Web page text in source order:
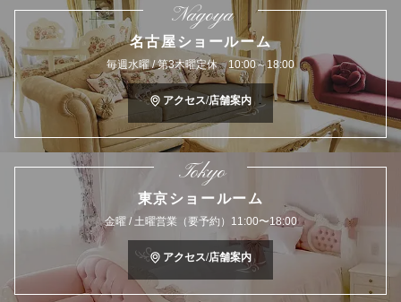
Nagoya
名古屋ショールーム
毎週水曜 / 第3木曜定休 10:00～18:00
アクセス/店舗案内
Tokyo
東京ショールーム
金曜 / 土曜営業（要予約）11:00〜18:00
アクセス/店舗案内